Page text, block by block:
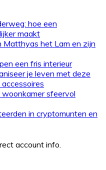
account info.